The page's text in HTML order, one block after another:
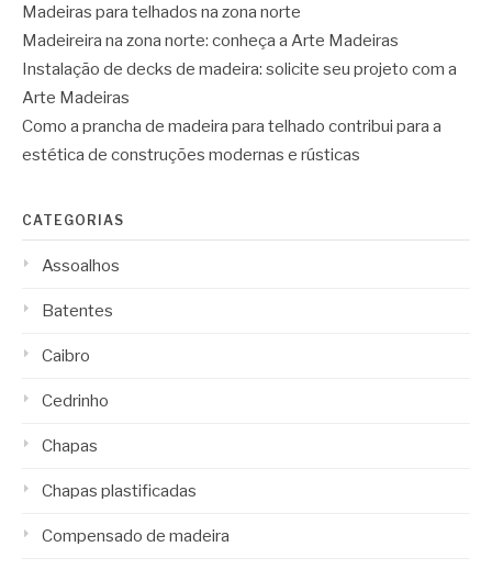
Madeiras para telhados na zona norte
Madeireira na zona norte: conheça a Arte Madeiras
Instalação de decks de madeira: solicite seu projeto com a
Arte Madeiras
Como a prancha de madeira para telhado contribui para a
estética de construções modernas e rústicas
CATEGORIAS
Assoalhos
Batentes
Caibro
Cedrinho
Chapas
Chapas plastificadas
Compensado de madeira